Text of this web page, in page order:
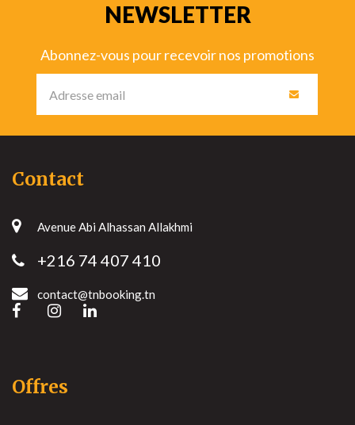
NEWSLETTER
Abonnez-vous pour recevoir nos promotions
Contact
Avenue Abi Alhassan Allakhmi
+216 74 407 410
contact@tnbooking.tn
Offres